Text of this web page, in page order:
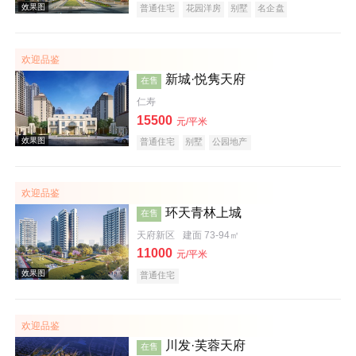
效果图
普通住宅 花园洋房 别墅 名企盘
欢迎品鉴
在售 新城·悦隽天府
仁寿
15500 元/平米
普通住宅 别墅 公园地产
欢迎品鉴
在售 环天青林上城
天府新区 建面 73-94㎡
11000 元/平米
普通住宅
欢迎品鉴
在售 川发·芙蓉天府